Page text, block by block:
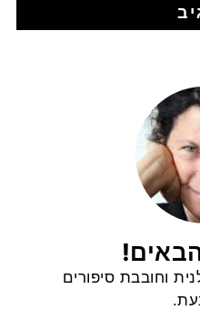
וחובבת סיפורים